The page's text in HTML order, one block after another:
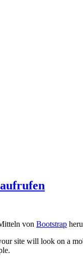
von Bootstrap
site will look on a